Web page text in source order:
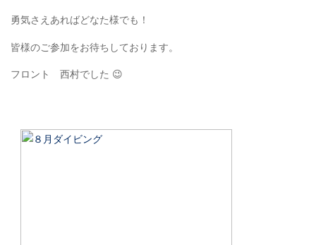
勇気さえあればどなた様でも！
皆様のご参加をお待ちしております。
フロント 西村でした 😉